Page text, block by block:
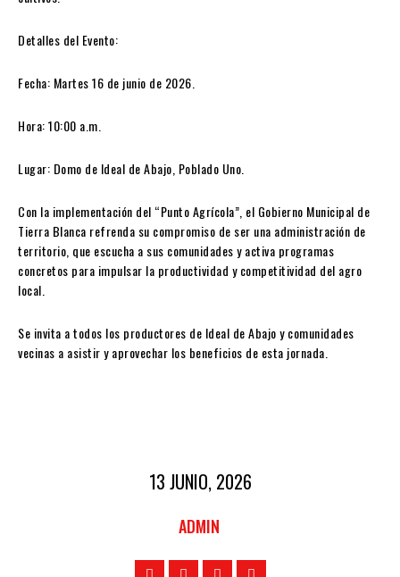
Detalles del Evento:
Fecha: Martes 16 de junio de 2026.
Hora: 10:00 a.m.
Lugar: Domo de Ideal de Abajo, Poblado Uno.
Con la implementación del “Punto Agrícola”, el Gobierno Municipal de
Tierra Blanca refrenda su compromiso de ser una administración de
territorio, que escucha a sus comunidades y activa programas
concretos para impulsar la productividad y competitividad del agro
local.
Se invita a todos los productores de Ideal de Abajo y comunidades
vecinas a asistir y aprovechar los beneficios de esta jornada.
13 JUNIO, 2026
ADMIN